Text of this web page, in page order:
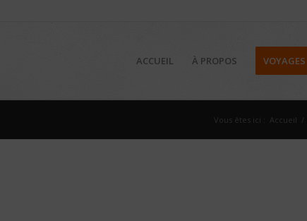
ACCUEIL À PROPOS VOYAGES
Vous êtes ici : Accueil /